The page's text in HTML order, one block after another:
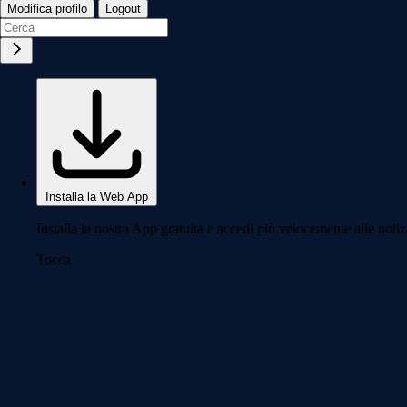
Modifica profilo Logout
Installa la Web App
Installa la nostra App gratuita e accedi più velocemente alle
Tocca